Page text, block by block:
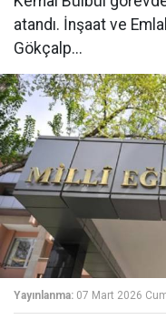
atandı. İnşaat ve
Gökçalp...
Yayınlanma: 07 Mart 2026